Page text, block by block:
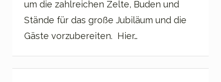
um die zahlreichen Zelte, Buden und
Stände für das große Jubiläum und die
Gäste vorzubereiten. Hier…